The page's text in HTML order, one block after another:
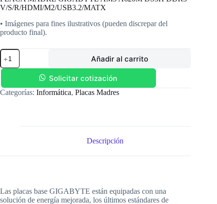
V/S/R/HDMI/M2/USB3.2/MATX
• Imágenes para fines ilustrativos (pueden discrepar del
producto final).
PLACA
MADRE
GIGABYTE
A620M
DS3H
Añadir al carrito
Solicitar cotización
Categorías: Informática, Placas Madres
Descripción
Las placas base GIGABYTE están equipadas con una
solución de energía mejorada, los últimos estándares de